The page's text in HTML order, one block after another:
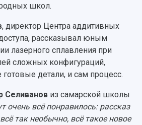
школ.
, директор Центра аддитивных
рассказывал юным
лазерного сплавления при
сложных конфигураций,
детали, и сам процесс.
Селиванов из самарской школы
очень всё понравилось: рассказ
так необычно, всё такое новое